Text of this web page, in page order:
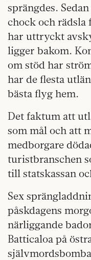
sprängdes.
chock och rädsla
har uttryckt
ligger bakom.
om stöd har
har de flesta
bästa flyg hem.
Det faktum att
som mål och att
medborgare
turistbranschen
till statskassan
Sex
påskdagens
närliggande
Batticaloa på